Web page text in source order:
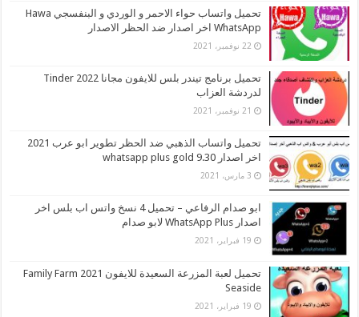
تحميل واتساب حواء الاحمر و الوردي و البنفسجي Hawa
WhatsApp اخر اصدار ضد الحظر الاصدار
22 نوفمبر، 2021
تحميل برنامج تيندر بلس للايفون مجانا 2022 Tinder
لدردشة العزاب
21 نوفمبر، 2021
تحميل واتساب الذهبي ضد الحظر تطوير ابو عرب 2021
اخر اصدار whatsapp plus gold 9.30
3 مارس، 2021
ابو صدام الرفاعي – تحميل 4 نسخ واتس اب بلس اخر
اصدار WhatsApp Plus لابو صدام
19 فبراير، 2021
تحميل لعبة المزرعة السعيدة للايفون 2021 Family Farm
Seaside
19 فبراير، 2021